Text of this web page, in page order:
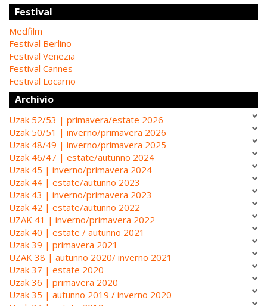
Festival
Medfilm
Festival Berlino
Festival Venezia
Festival Cannes
Festival Locarno
Archivio
Uzak 52/53 | primavera/estate 2026
Uzak 50/51 | inverno/primavera 2026
Uzak 48/49 | inverno/primavera 2025
Uzak 46/47 | estate/autunno 2024
Uzak 45 | inverno/primavera 2024
Uzak 44 | estate/autunno 2023
Uzak 43 | inverno/primavera 2023
Uzak 42 | estate/autunno 2022
UZAK 41 | inverno/primavera 2022
Uzak 40 | estate / autunno 2021
Uzak 39 | primavera 2021
UZAK 38 | autunno 2020/ inverno 2021
Uzak 37 | estate 2020
Uzak 36 | primavera 2020
Uzak 35 | autunno 2019 / inverno 2020